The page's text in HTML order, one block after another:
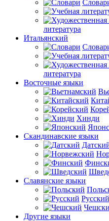
литература
Итальянский
литература
Восточные языки
Хинди
Скандинавские языки
Славянские языки
Русский
Другие языки